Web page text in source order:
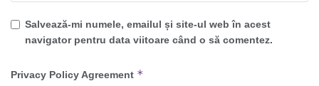
Salvează-mi numele, emailul și site-ul web în acest
navigator pentru data viitoare când o să comentez.
Privacy Policy Agreement *